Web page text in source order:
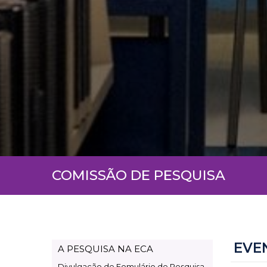
COMISSÃO DE PESQUISA
Page
A PESQUISA NA ECA